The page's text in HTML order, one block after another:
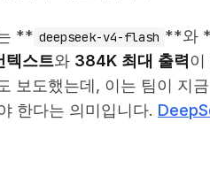
** deepseek-v4-flash **와
텍스트와 384K 최대 출력이
보도했는데, 이는 팀이 지
한다는 의미입니다.